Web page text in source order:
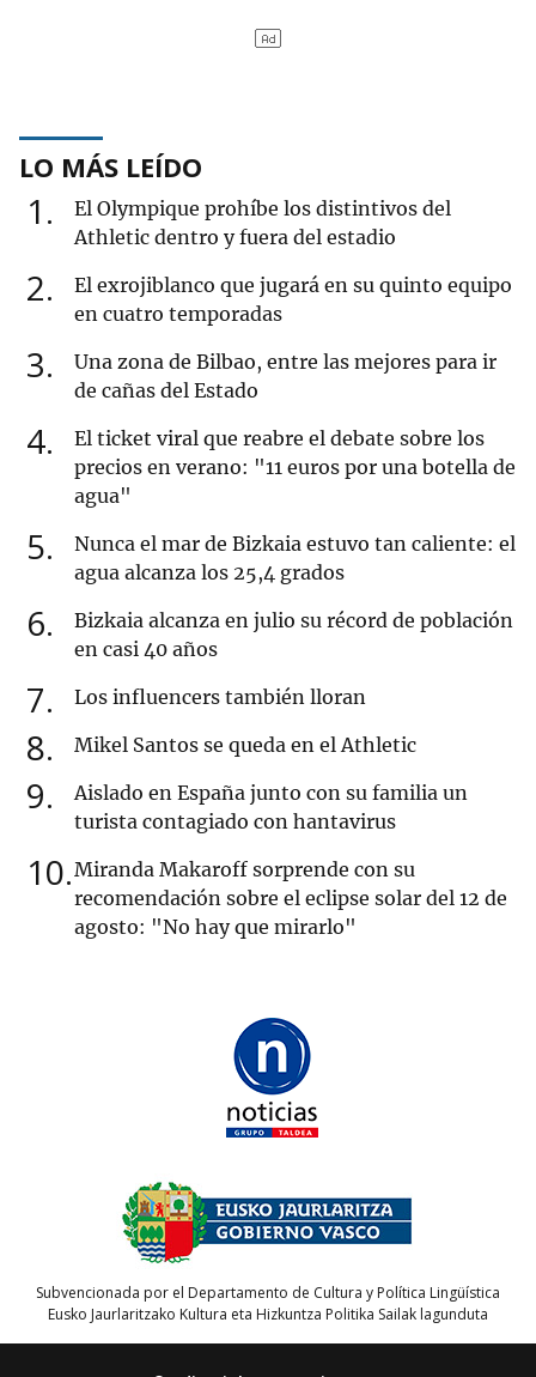
LO MÁS LEÍDO
1
El Olympique prohíbe los distintivos del
Athletic dentro y fuera del estadio
2
El exrojiblanco que jugará en su quinto equipo
en cuatro temporadas
3
Una zona de Bilbao, entre las mejores para ir
de cañas del Estado
4
El ticket viral que reabre el debate sobre los
precios en verano: "11 euros por una botella de
agua"
5
Nunca el mar de Bizkaia estuvo tan caliente: el
agua alcanza los 25,4 grados
6
Bizkaia alcanza en julio su récord de población
en casi 40 años
7 Los influencers también lloran
8 Mikel Santos se queda en el Athletic
9
Aislado en España junto con su familia un
turista contagiado con hantavirus
10 Miranda Makaroff sorprende con su
recomendación sobre el eclipse solar del 12 de
agosto: "No hay que mirarlo"
Subvencionada por el Departamento de Cultura y Política Lingüística
Eusko Jaurlaritzako Kultura eta Hizkuntza Politika Sailak lagunduta